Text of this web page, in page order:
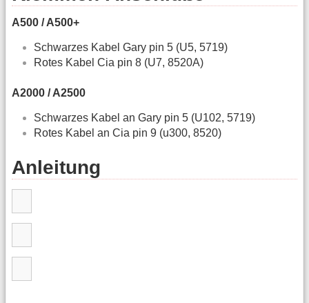
A500 / A500+
Schwarzes Kabel Gary pin 5 (U5, 5719)
Rotes Kabel Cia pin 8 (U7, 8520A)
A2000 / A2500
Schwarzes Kabel an Gary pin 5 (U102, 5719)
Rotes Kabel an Cia pin 9 (u300, 8520)
Anleitung